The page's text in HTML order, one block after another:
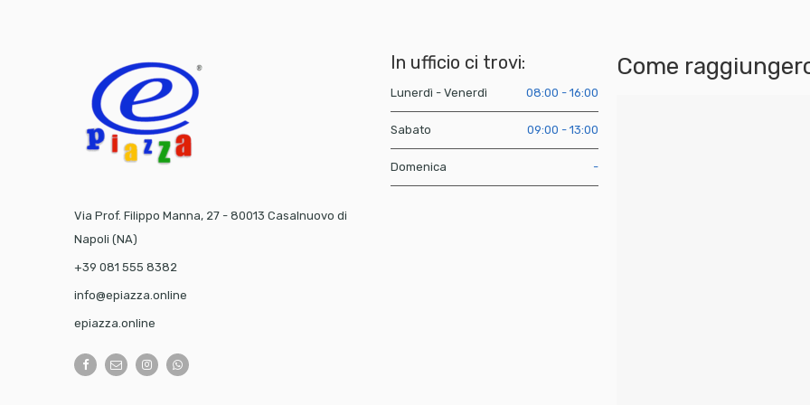
Via Prof. Filippo Manna, 27 - 80013 Casalnuovo di
Napoli (NA)
+39 081 555 8382
info@epiazza.online
epiazza.online
In ufficio ci trovi:
Lunerdì - Venerdì 08:00 - 16:00
Sabato 09:00 - 13:00
Domenica -
Come